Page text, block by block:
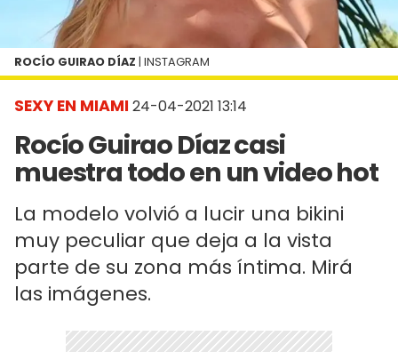
SEXY EN MIAMI 24-04-2021 13:14
Rocío Guirao Díaz casi
muestra todo en un video hot
La modelo volvió a lucir una bikini
muy peculiar que deja a la vista
parte de su zona más íntima. Mirá
las imágenes.
ROCÍO GUIRAO DÍAZ | INSTAGRAM